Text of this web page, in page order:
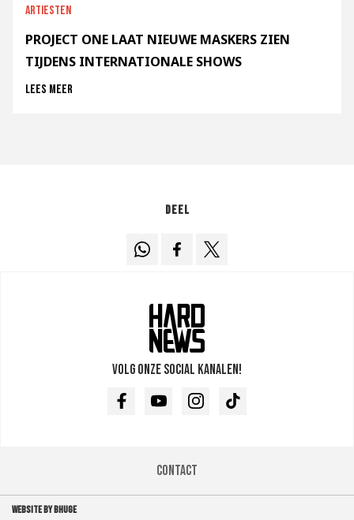
Artiesten
PROJECT ONE LAAT NIEUWE MASKERS ZIEN
TIJDENS INTERNATIONALE SHOWS
Lees meer
Deel
Volg onze social kanalen!
FacebookYoutubeInstagramTikTok
Contact
WEBSITE BY BHUGE